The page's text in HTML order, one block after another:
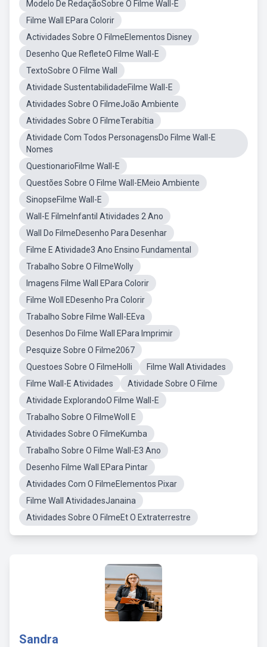
Modelo De RedaçãoSobre O Filme Wall-E
Filme Wall EPara Colorir
Actividades Sobre O FilmeElementos Disney
Desenho Que RefleteO Filme Wall-E
TextoSobre O Filme Wall
Atividade SustentabilidadeFilme Wall-E
Atividades Sobre O FilmeJoão Ambiente
Atividades Sobre O FilmeTerabítia
Atividade Com Todos PersonagensDo Filme Wall-E
Nomes
QuestionarioFilme Wall-E
Questões Sobre O Filme Wall-EMeio Ambiente
SinopseFilme Wall-E
Wall-E FilmeInfantil Atividades 2 Ano
Wall Do FilmeDesenho Para Desenhar
Filme E Atividade3 Ano Ensino Fundamental
Trabalho Sobre O FilmeWolly
Imagens Filme Wall EPara Colorir
Filme Woll EDesenho Pra Colorir
Trabalho Sobre Filme Wall-EEva
Desenhos Do Filme Wall EPara Imprimir
Pesquize Sobre O Filme2067
Questoes Sobre O FilmeHolli
Filme Wall Atividades
Filme Wall-E Atividades
Atividade Sobre O Filme
Atividade ExplorandoO Filme Wall-E
Trabalho Sobre O FilmeWoll E
Atividades Sobre O FilmeKumba
Trabalho Sobre O Filme Wall-E3 Ano
Desenho Filme Wall EPara Pintar
Atividades Com O FilmeElementos Pixar
Filme Wall AtividadesJanaina
Atividades Sobre O FilmeEt O Extraterrestre
Sandra